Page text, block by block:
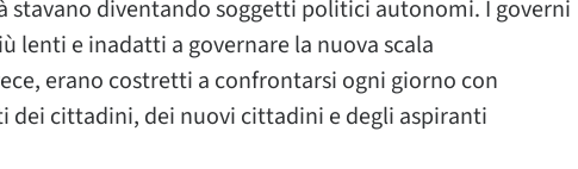
stavano diventando soggetti politici autonomi. I governi
lenti e inadatti a governare la nuova scala
erano costretti a confrontarsi ogni giorno con
dei cittadini, dei nuovi cittadini e degli aspiranti